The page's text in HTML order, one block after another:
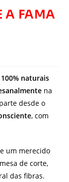
A FAMA
naturais
na
desde o
, com
um merecido
de corte,
das fibras.